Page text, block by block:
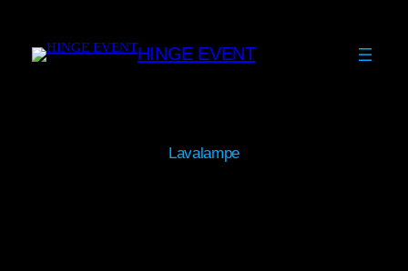
content
HINGE EVENT
Lavalampe